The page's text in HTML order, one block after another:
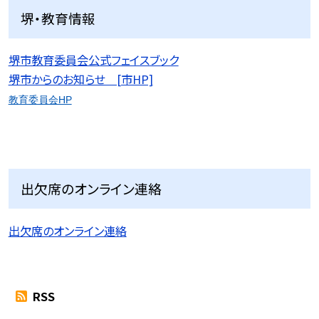
堺・教育情報
堺市教育委員会公式フェイスブック
堺市からのお知らせ [市HP]
教育委員会HP
出欠席のオンライン連絡
出欠席のオンライン連絡
RSS